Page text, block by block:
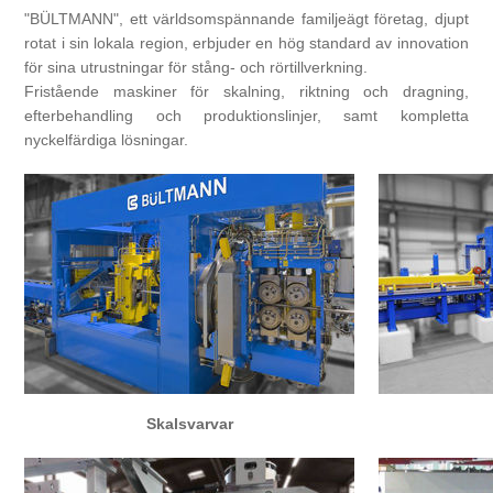
Bearbetning av stång, rör och profiler
Bearbetning av plåt och band
Målnings- och ytbehandlingssystem
"BÜLTMANN", ett världsomspännande familjeägt företag, djupt
rotat i sin lokala region, erbjuder en hög standard av innovation
för sina utrustningar för stång- och rörtillverkning.
Fristående maskiner för skalning, riktning och dragning,
efterbehandling och produktionslinjer, samt kompletta
nyckelfärdiga lösningar.
Skalsvarvar